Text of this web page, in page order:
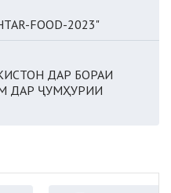
FOOD-2023"
ДАР БОРАИ
ДАР ҶУМҲУРИИ